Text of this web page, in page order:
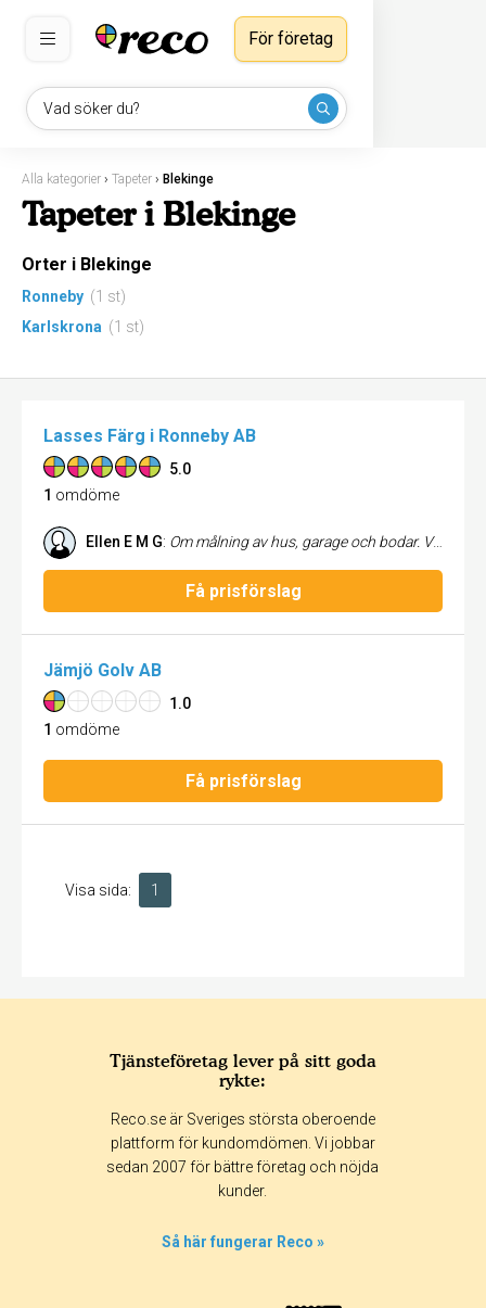
Vad söker du?
För företag
Alla kategorier › Tapeter › Blekinge
Tapeter i Blekinge
Orter i Blekinge
Ronneby (1 st)
Karlskrona (1 st)
Lasses Färg i Ronneby AB
5.0
1 omdöme
Ellen E M G: Om målning av hus, garage och bodar. Vi är mycket nöjda, bra och noga arbete. Duktiga och trevliga målare. Kan verkligen rekemendera Lasses färg.
Få prisförslag
Jämjö Golv AB
1.0
1 omdöme
Få prisförslag
Visa sida: 1
Tjänsteföretag lever på sitt goda
rykte:
Reco.se är Sveriges största oberoende
plattform för kundomdömen. Vi jobbar
sedan 2007 för bättre företag och nöjda
kunder.
Så här fungerar Reco »